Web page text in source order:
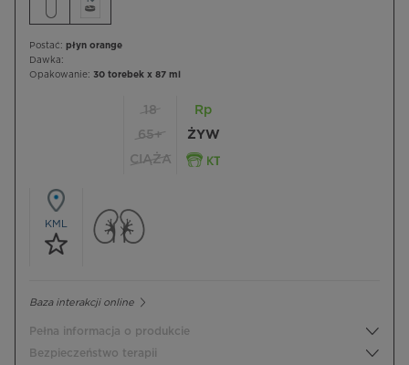
Postać: płyn orange
Dawka:
Opakowanie: 30 torebek x 87 ml
18
65+
CIĄŻA
Rp
ŻYW
KML
Baza interakcji online
Pełna informacja o produkcie
Bezpieczeństwo terapii